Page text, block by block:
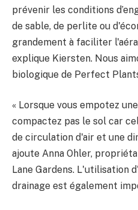
prévenir les conditions
de sable, de perlite ou
grandement à faciliter
explique Kiersten. Nous
biologique de Perfect
« Lorsque vous empotez
compactez pas le sol car
de circulation d'air et une
ajoute Anna Ohler,
Lane Gardens. L'utilisation
drainage est également